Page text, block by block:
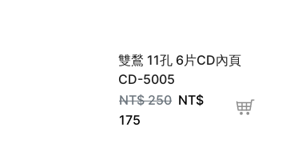
雙鶖 11孔 6片CD內頁
CD-5005
NT$250 NT$
175